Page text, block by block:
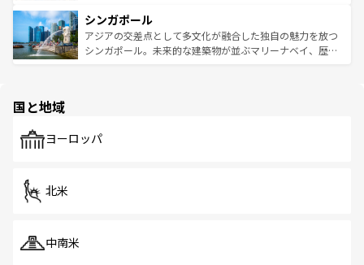
参照してほしい。
激する。気候は一年中温暖で、どの季節にも異なる楽しみ
が待っている。親しみやすいタイの人々、仏教を中心とし
た文化、そして多様な観光資源が、訪れる旅人を魅了し続
み、どこを訪れても感動するはず。観光スポットが密集し
ており、効率よく見どころを回れるのも魅力。息をのむよ
うな絶景から文化的な体験まで、香港を存分に楽しみ尽く
シンガポール
アジアの交差点として多文化が融合した独自の魅力を放つ
シンガポール。未来的な建築物が並ぶマリーナベイ、歴史
で、ホーカーズは地元の風情を楽しめる外せないスポット
国と地域
ヨーロッパ
北米
中南米